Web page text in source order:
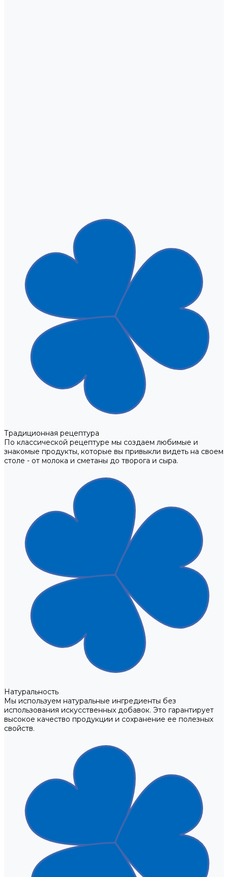
Традиционная рецептура
По классической рецептуре мы создаем любимые и
знакомые продукты, которые вы привыкли видеть на своем
столе - от молока и сметаны до творога и сыра.
Натуральность
Мы используем натуральные ингредиенты без
использования искусственных добавок. Это гарантирует
высокое качество продукции и сохранение ее полезных
свойств.